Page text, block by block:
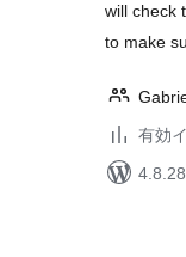
will check
to make
有効